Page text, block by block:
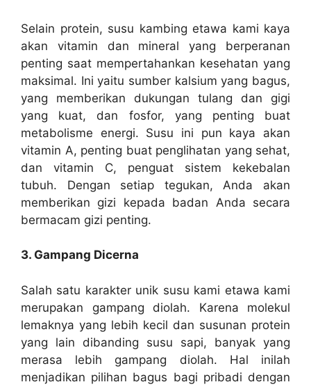
Selain protein, susu kambing etawa kami kaya
akan vitamin dan mineral yang berperanan
penting saat mempertahankan kesehatan yang
maksimal. Ini yaitu sumber kalsium yang bagus,
yang memberikan dukungan tulang dan gigi
yang kuat, dan fosfor, yang penting buat
metabolisme energi. Susu ini pun kaya akan
vitamin A, penting buat penglihatan yang sehat,
dan vitamin C, penguat sistem kekebalan
tubuh. Dengan setiap tegukan, Anda akan
memberikan gizi kepada badan Anda secara
bermacam gizi penting.
3. Gampang Dicerna
Salah satu karakter unik susu kami etawa kami
merupakan gampang diolah. Karena molekul
lemaknya yang lebih kecil dan susunan protein
yang lain dibanding susu sapi, banyak yang
merasa lebih gampang diolah. Hal inilah
menjadikan pilihan bagus bagi pribadi dengan